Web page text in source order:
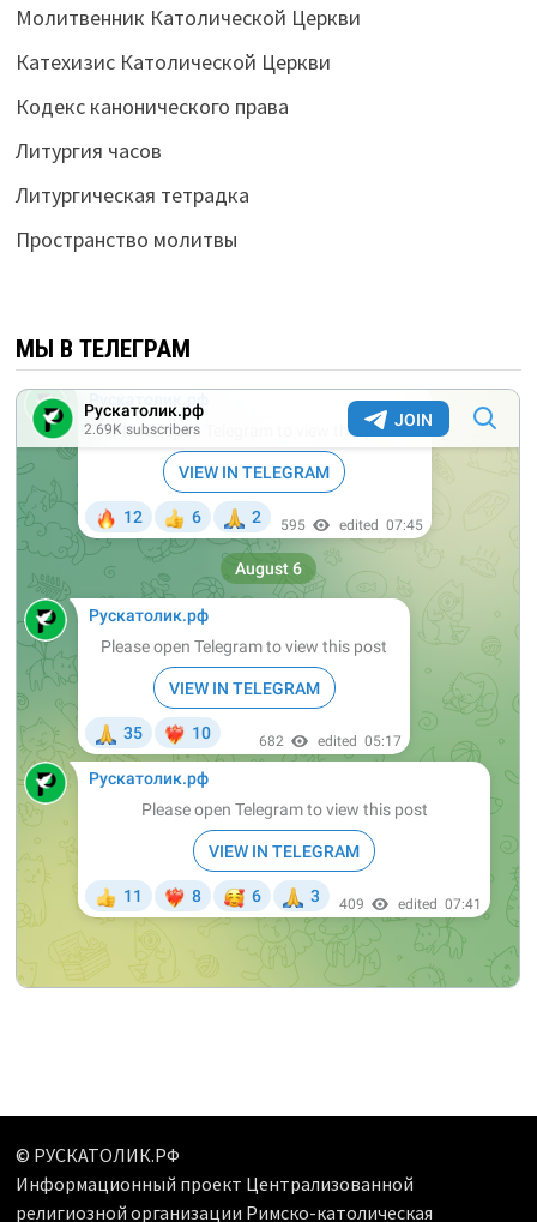
Молитвенник Католической Церкви
Катехизис Католической Церкви
Кодекс канонического права
Литургия часов
Литургическая тетрадка
Пространство молитвы
МЫ В ТЕЛЕГРАМ
© РУСКАТОЛИК.РФ
Информационный проект Централизованной
религиозной организации Римско-католическая